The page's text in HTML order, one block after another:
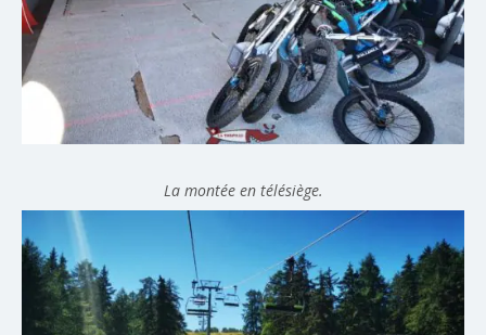
La montée en télésiège.